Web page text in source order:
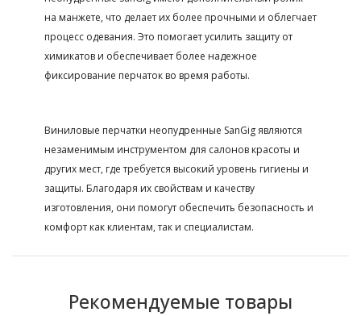
на манжете, что делает их более прочными и облегчает
процесс одевания. Это помогает усилить защиту от
химикатов и обеспечивает более надежное
фиксирование перчаток во время работы.
Виниловые перчатки неопудренные SanGig являются
незаменимым инструментом для салонов красоты и
других мест, где требуется высокий уровень гигиены и
защиты. Благодаря их свойствам и качеству
изготовления, они помогут обеспечить безопасность и
комфорт как клиентам, так и специалистам.
Рекомендуемые товары